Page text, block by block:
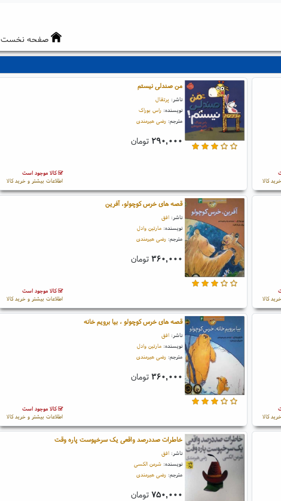
صفحه نخست
کالا
من صندلی نیستم
ناشر: پرتقال
نویسنده: راس بوراک
مترجم: رضی هیرمندی
۲۹۰,۰۰۰ تومان
کالا موجود است
اطلاعات بیشتر و خرید کالا
کالا
قصه های خرس کوچولو، آفرین
ناشر: افق
نویسنده: مارتین وادل
مترجم: رضی هیرمندی
۳۶۰,۰۰۰تومان
کالا موجود است
اطلاعات بیشتر و خرید کالا
کالا
قصه های خرس کوچولو ، بیا برویم خانه
ناشر: افق
نویسنده: مارتین وادل
مترجم: رضی هیرمندی
۳۶۰,۰۰۰تومان
کالا موجود است
اطلاعات بیشتر و خرید کالا
خاطرات صددرصد واقعی یک سرخپوست پاره وقت
ناشر: افق
نویسنده: شرمن الکسی
مترجم: رضی هیرمندی
۷۵۰,۰۰۰ تومان